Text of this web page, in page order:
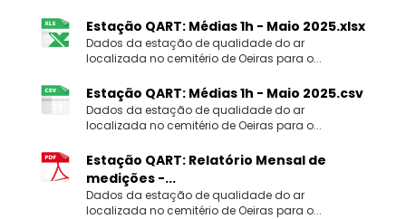
Estação QART: Médias 1h - Maio 2025.xlsx
Dados da estação de qualidade do ar
localizada no cemitério de Oeiras para o...
Estação QART: Médias 1h - Maio 2025.csv
Dados da estação de qualidade do ar
localizada no cemitério de Oeiras para o...
Estação QART: Relatório Mensal de
medições -...
Dados da estação de qualidade do ar
localizada no cemitério de Oeiras para o...